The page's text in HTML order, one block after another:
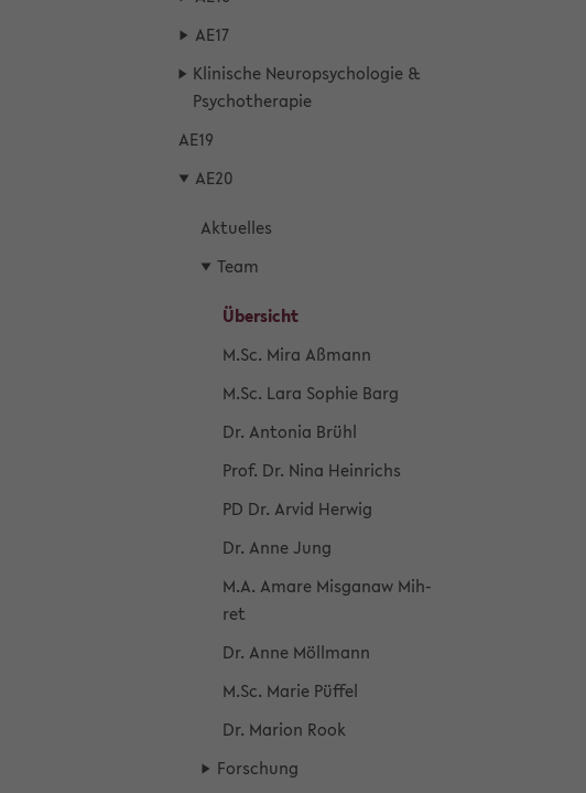
AE17
Kli­ni­sche Neu­ro­psy­cho­lo­gie &
Psy­cho­the­ra­pie
AE19
AE20
Ak­tu­el­les
Team
Über­sicht
M.Sc. Mira Aß­mann
M.Sc. Lara So­phie Barg
Dr. An­to­nia Brühl
Prof. Dr. Nina Hein­richs
PD Dr. Arvid Her­wig
Dr. Anne Jung
M.A. Amare Mis­ga­naw Mih­
ret
Dr. Anne Möll­mann
M.Sc. Marie Püf­fel
Dr. Ma­ri­on Rook
For­schung